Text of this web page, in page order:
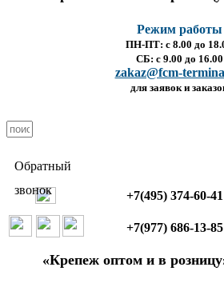
Режим работы
ПН-ПТ: с 8.00 до
СБ: с 9.00 до 16.00
zakaz@fcm-
для заявок и
Обратный
звонок
+7(495) 374-60-41
+7(977) 686-13-85
«Крепеж оптом и в